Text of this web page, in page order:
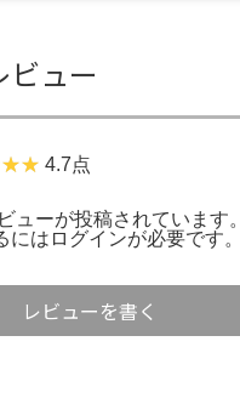
ビュー
4.7点
ューが投稿されています。
には ログインが必要です。
レビューを書く